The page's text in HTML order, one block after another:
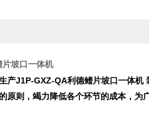
坡口一体机
产J1P-GXZ-QA利德鳍片坡口一体机
原则，竭力降低各个环节的成本，